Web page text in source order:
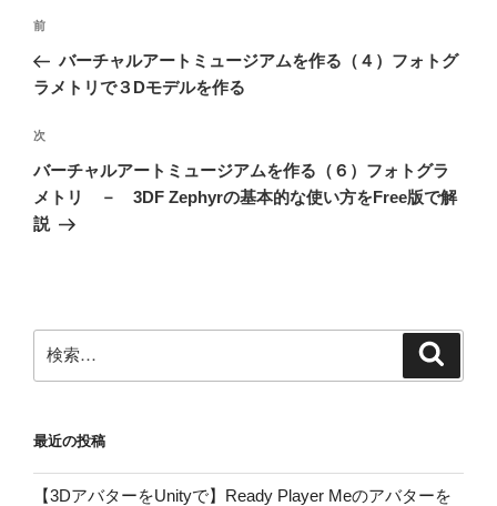
投
ナ
ゲ
ー
シ
ョ
前
の
投
前
バーチャルアートミュージアムを作る（４）フォトグ
ラメトリで３Dモデルを作る
次
の
投
稿
次
バーチャルアートミュージアムを作る（６）フォトグラ
メトリ － 3DF Zephyrの基本的な使い方をFree版で解
説
検
索:
最近の投稿
【3DアバターをUnityで】Ready Player Meのアバターを